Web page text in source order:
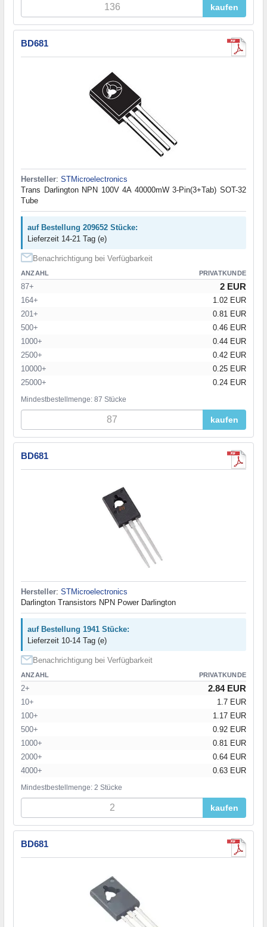
kaufen
BD681
Hersteller: STMicroelectronics
Trans Darlington NPN 100V 4A 40000mW 3-Pin(3+Tab) SOT-32
Tube
auf Bestellung 209652 Stücke:
Lieferzeit 14-21 Tag (e)
Benachrichtigung bei Verfügbarkeit
ANZAHL PRIVATKUNDE
87+ 2 EUR
164+
1.02 EUR
201+
0.81 EUR
500+
0.46 EUR
1000+
0.44 EUR
2500+
0.42 EUR
10000+
0.25 EUR
25000+
0.24 EUR
Mindestbestellmenge: 87 Stücke
kaufen
BD681
Hersteller: STMicroelectronics
Darlington Transistors NPN Power Darlington
auf Bestellung 1941 Stücke:
Lieferzeit 10-14 Tag (e)
Benachrichtigung bei Verfügbarkeit
ANZAHL PRIVATKUNDE
2+ 2.84 EUR
10+
1.7 EUR
100+
1.17 EUR
500+
0.92 EUR
1000+
0.81 EUR
2000+
0.64 EUR
4000+
0.63 EUR
Mindestbestellmenge: 2 Stücke
kaufen
BD681